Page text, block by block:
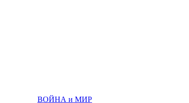
ВОЙНА и МИР